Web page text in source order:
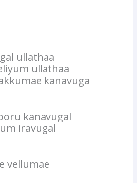
ullathaa
ullathaa
kanavugal
kanavugal
iravugal
vellumae